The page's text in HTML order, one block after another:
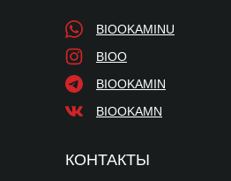
КОНТАКТЫ
BIOO
BIOOKAMINU
BIOOKAMIN
BIOOKAMN